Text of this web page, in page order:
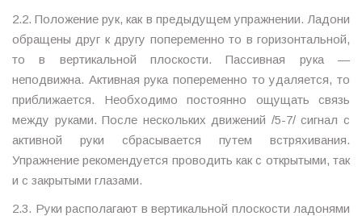
2.2. Положение рук, как в предыдущем упражнении. Ладони
обращены друг к другу попеременно то в горизонтальной,
то в вертикальной плоскости. Пассивная рука —
неподвижна. Активная рука попеременно то удаляется, то
приближается. Необходимо постоянно ощущать связь
между руками. После нескольких движений /5-7/ сигнал с
активной руки сбрасывается путем встряхивания.
Упражнение рекомендуется проводить как с открытыми, так
и с закрытыми глазами.
2.3. Руки располагают в вертикальной плоскости ладонями